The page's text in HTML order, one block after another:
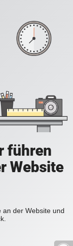
führen
Website
an der Website und